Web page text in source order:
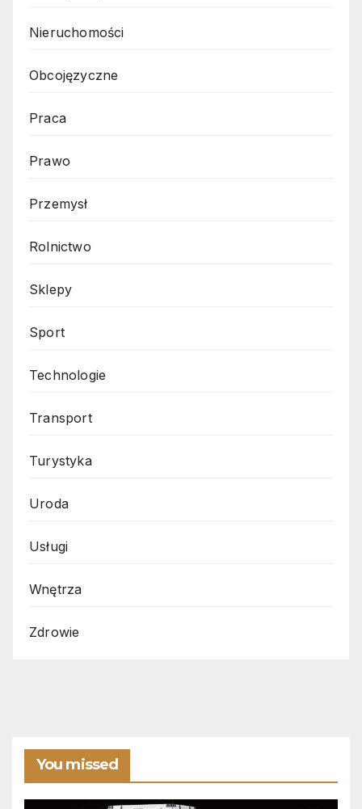
Nieruchomości
Obcojęzyczne
Praca
Prawo
Przemysł
Rolnictwo
Sklepy
Sport
Technologie
Transport
Turystyka
Uroda
Usługi
Wnętrza
Zdrowie
You missed